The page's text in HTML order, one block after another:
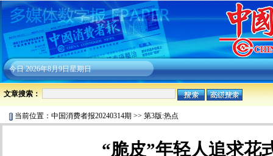
今日2026年8月9日星期日
文章搜索：
当前位置： 中国消费者报20240314期 >> 第3版:热点
“脆皮”年轻人追求花